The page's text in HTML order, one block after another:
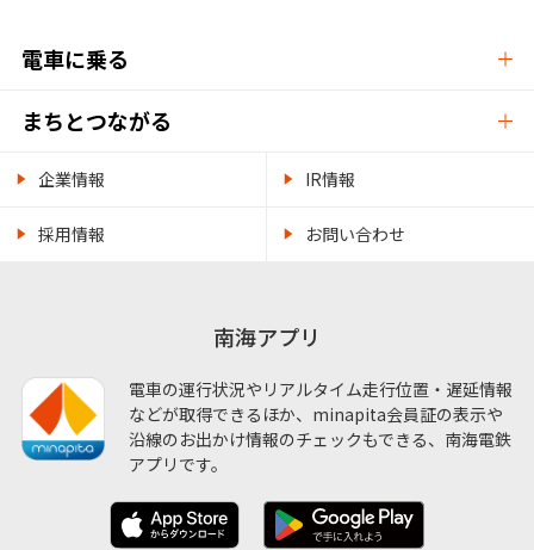
電車に乗る
まちとつながる
企業情報 IR情報
採用情報 お問い合わせ
南海アプリ
電車の運行状況やリアルタイム走行位置・遅延情報
などが取得できるほか、minapita会員証の表示や
沿線のお出かけ情報のチェックもできる、南海電鉄
アプリです。